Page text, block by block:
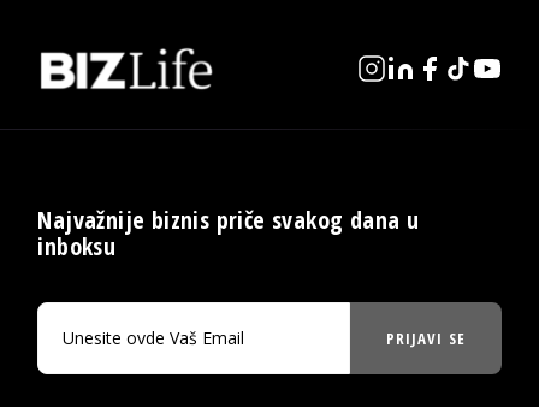
Najvažnije biznis priče svakog dana u
inboksu
PRIJAVI SE